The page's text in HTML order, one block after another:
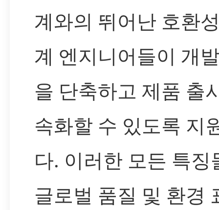
계와의 뛰어난 호환
계 엔지니어들이 개
을 단축하고 제품 출
속화할 수 있도록 지
다. 이러한 모든 특징
글로벌 품질 및 환경